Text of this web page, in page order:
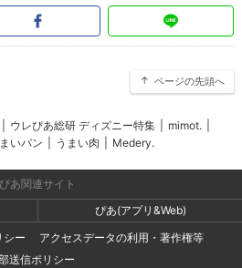
ページの先頭へ
ウレぴあ総研 ディズニー特集 mimot.
いパン うまい肉 Medery.
ぴあ関連サイト
ぴあ(アプリ&Web)
シー
アクセスデータの利用・著作権等
送信ポリシー